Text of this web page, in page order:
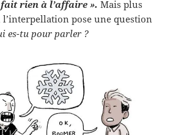
fait rien à l’affaire ». Mais plus
l’interpellation pose une question
es-tu pour parler ?